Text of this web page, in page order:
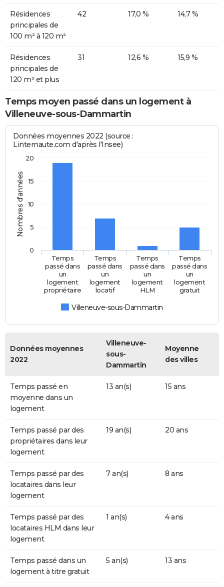
Résidences
principales de
100 m² à 120 m²
42 17,0 % 14,7 %
Résidences
principales de
120 m² et plus
31 12,6 % 15,9 %
Temps moyen passé dans un logement à
Villeneuve-sous-Dammartin
Nombres d'années
Données moyennes 2022 (source :
Linternaute.com d'après l'Insee)
Villeneuve-sous-Dammartin
Temps
passé dans
un
logement
propriétaire
Temps
passé dans
un
logement
locatif
Temps
passé dans
un
logement
HLM
Temps
passé dans
un
logement
gratuit
0
5
10
15
20
Données moyennes
2022
Villeneuve-
sous-
Dammartin
Moyenne
des villes
Temps passé en
moyenne dans un
logement
13 an(s) 15 ans
Temps passé par des
propriétaires dans leur
logement
19 an(s) 20 ans
Temps passé par des
locataires dans leur
logement
7 an(s) 8 ans
Temps passé par des
locataires HLM dans leur
logement
1 an(s) 4 ans
Temps passé dans un
logement à titre gratuit
5 an(s) 13 ans